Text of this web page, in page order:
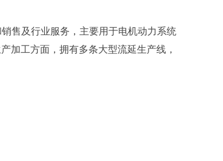
售及行业服务，主要用于电机动力系统
加工方面，拥有多条大型流延生产线，